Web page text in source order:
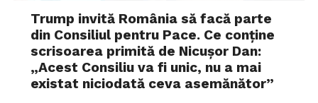
Trump invită România să facă parte
din Consiliul pentru Pace. Ce conține
scrisoarea primită de Nicușor Dan:
„Acest Consiliu va fi unic, nu a mai
existat niciodată ceva asemănător”